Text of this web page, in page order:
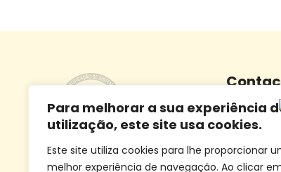
Para melhorar a sua experiência
utilização, este site usa cookies.
Este site utiliza cookies para lhe proporcionar
melhor experiência de navegação. Ao clicar
Morada:
Telefone: